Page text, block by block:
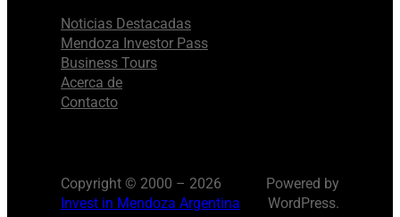
Noticias Destacadas
Mendoza Investor Pass
Business Tours
Acerca de
Contacto
Copyright © 2000 – 2026
Invest in Mendoza Argentina
Powered by
WordPress.